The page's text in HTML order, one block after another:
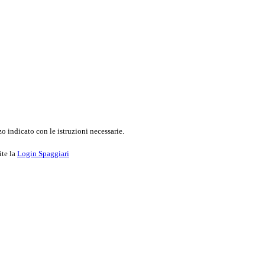
indicato con le istruzioni necessarie.
la Login Spaggiari